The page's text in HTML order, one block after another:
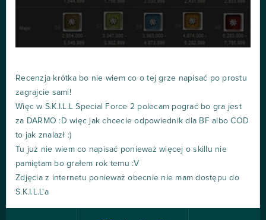
Recenzja krótka bo nie wiem co o tej grze napisać po prostu
zagrajcie sami!
Więc w S.K.I.L.L Special Force 2 polecam pograć bo gra jest
za DARMO :D więc jak chcecie odpowiednik dla BF albo COD
to jak znalazł :)
Tu już nie wiem co napisać ponieważ więcej o skillu nie
pamiętam bo grałem rok temu :V
Zdjęcia z internetu ponieważ obecnie nie mam dostępu do
S.K.I.L.L'a